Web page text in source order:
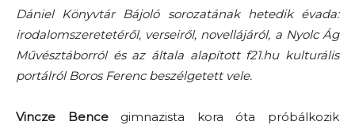
Dániel Könyvtár Bájoló sorozatának hetedik évada:
irodalomszeretetéről, verseiről, novellájáról, a Nyolc Ág
Művésztáborról és az általa alapított f21.hu kulturális
portálról Boros Ferenc beszélgetett vele.
Vincze Bencegimnazista kora óta próbálkozik